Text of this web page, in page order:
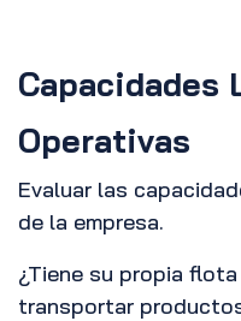
Capacidades
Operativas
Evaluar las
de la empresa.
¿Tiene su propia
transportar